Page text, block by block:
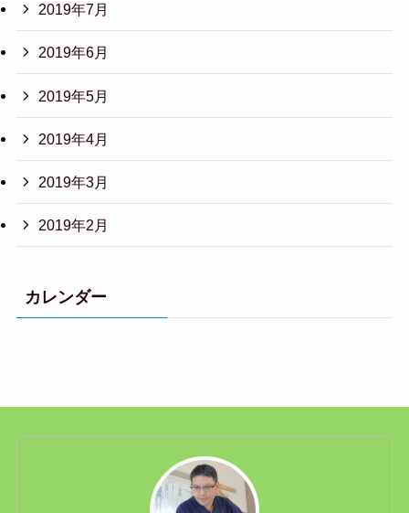
2019年7月
2019年6月
2019年5月
2019年4月
2019年3月
2019年2月
カレンダー